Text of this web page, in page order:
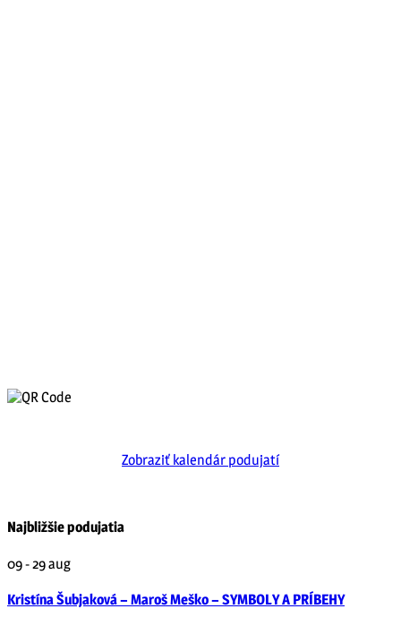
Zobraziť kalendár podujatí
Najbližšie podujatia
09 - 29aug
Kristína Šubjaková – Maroš Meško – SYMBOLY A PRÍBEHY